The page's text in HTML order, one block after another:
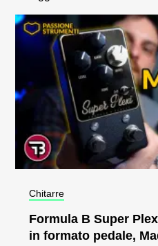
Chitarre
Formula B Super
in formato pedale,